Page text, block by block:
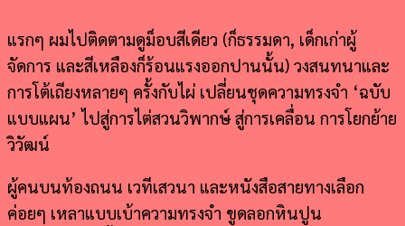
แรกๆ ผมไปติดตามดูม็อบสีเดียว (ก็ธรรมดา, เด็กเก่าผู้
จัดการ และสีเหลืองก็ร้อนแรงออกปานนั้น) วงสนทนาและ
การโต้เถียงหลายๆ ครั้งกับไผ่ เปลี่ยนชุดความทรงจำ ‘ฉบับ
แบบแผน’ ไปสู่การไต่สวนวิพากษ์ สู่การเคลื่อน การโยกย้าย
วิวัฒน์
ผู้คนบนท้องถนน เวทีเสวนา และหนังสือสายทางเลือก
ค่อยๆ เหลาแบบเบ้าความทรงจำ ขูดลอกหินปูน